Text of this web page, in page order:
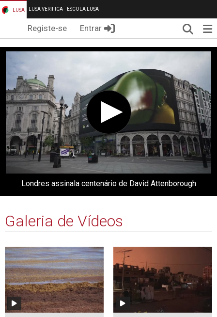
LUSA LUSA VERIFICA ESCOLA LUSA
Registe-se Entrar
Londres assinala centenário de David Attenborough
Galeria de Vídeos